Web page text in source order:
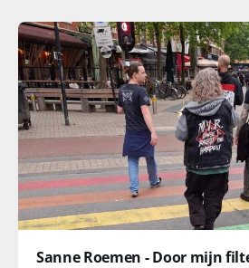
Sanne Roemen - Door mijn